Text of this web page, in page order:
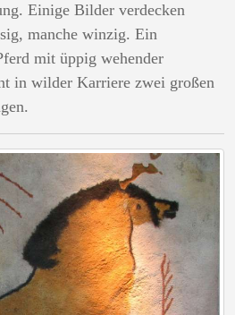
Einige Bilder verdecken
manche winzig. Ein
mit üppig wehender
in wilder Karriere zwei großen